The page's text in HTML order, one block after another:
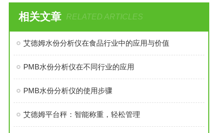
相关文章 RELATED ARTICLES
艾德姆水份分析仪在食品行业中的应用与价值
PMB水份分析仪在不同行业的应用
PMB水份分析仪的使用步骤
艾德姆平台秤：智能称重，轻松管理